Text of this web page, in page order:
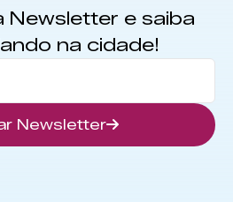
Newsletter e saiba
na cidade!
Newsletter